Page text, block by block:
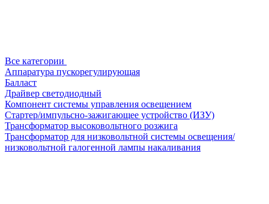
Все категории
Аппаратура пускорегулирующая
Балласт
Драйвер светодиодный
Компонент системы управления освещением
Стартер/импульсно-зажигающее устройство (ИЗУ)
Трансформатор высоковольтного розжига
Трансформатор для низковольтной системы освещения/
низковольтной галогенной лампы накаливания